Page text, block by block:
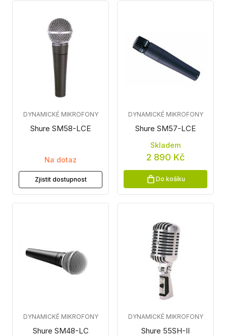
Shure SM58-LCE
DYNAMICKÉ MIKROFONY
Na dotaz
Zjistit dostupnost
Shure SM57-LCE
DYNAMICKÉ MIKROFONY
Skladem
2 890 Kč
Do košíku
Shure SM48-LC
DYNAMICKÉ MIKROFONY
Shure 55SH-II
DYNAMICKÉ MIKROFONY